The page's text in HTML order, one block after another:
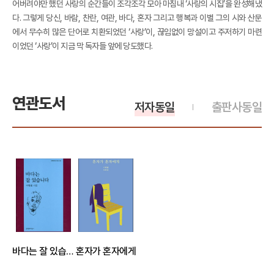
어버려야만 했던 사랑의 순간들이 조각조각 모아 마침내 ‘사랑의 시집’을 완성해냈
다. 그렇게 당신, 바람, 찬란, 여관, 바다, 혼자 그리고 행복과 이별 그의 시와 산문
에서 무수히 많은 단어로 치환되었던 ‘사랑’이, 끊임없이 망설이고 주저하기 마련
이었던 ‘사랑’이 지금 막 독자들 앞에 당도했다.
연관도서 출판사동일
저자동일
바다는 잘 있습니다 -문학과지성 시인선503 혼자가 혼자에게